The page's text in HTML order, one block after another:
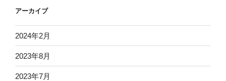
アーカイブ
2024年2月
2023年8月
2023年7月